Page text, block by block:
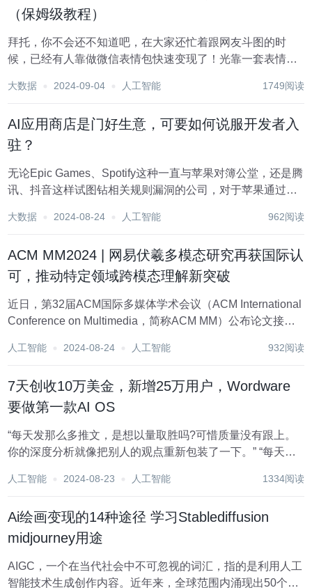
（保姆级教程）
拜托，你不会还不知道吧，在大家还忙着跟网友斗图的时
候，已经有人靠做微信表情包快速变现了！光靠一套表情包
后下载量就达到了快7万次！ OMG，难道这就是通往发家致
大数据 2024-09-04 人工智能 1749阅读
AI应用商店是门好生意，可要如何说服开发者入
驻？
无论Epic Games、Spotify这种一直与苹果对簿公堂，还是腾
讯、抖音这样试图钻相关规则漏洞的公司，对于苹果通过应
开始失去耐心。但就在抱怨“苹果税”的同时，有能力的厂商
大数据 2024-08-24 人工智能 962阅读
ACM MM2024 | 网易伏羲多模态研究再获国际认
可，推动特定领域跨模态理解新突破
近日，第32届ACM国际多媒体学术会议（ACM International
Conference on Multimedia，简称ACM MM）公布论文接收
Reconstruction of Key...
人工智能 2024-08-24 人工智能 932阅读
7天创收10万美金，新增25万用户，Wordware
要做第一款AI OS
“每天发那么多推文，是想以量取胜吗?可惜质量没有跟上。
你的深度分析就像把别人的观点重新包装了一下。” “每天都
吗?55000多个粉丝?我打赌他们一半都是机器人。你对AI的
人工智能 2024-08-23 人工智能 1334阅读
Ai绘画变现的14种途径 学习Stablediffusion
midjourney用途
AIGC，一个在当代社会中不可忽视的词汇，指的是利用人工
智能技术生成创作内容。近年来，全球范围内涌现出50个热